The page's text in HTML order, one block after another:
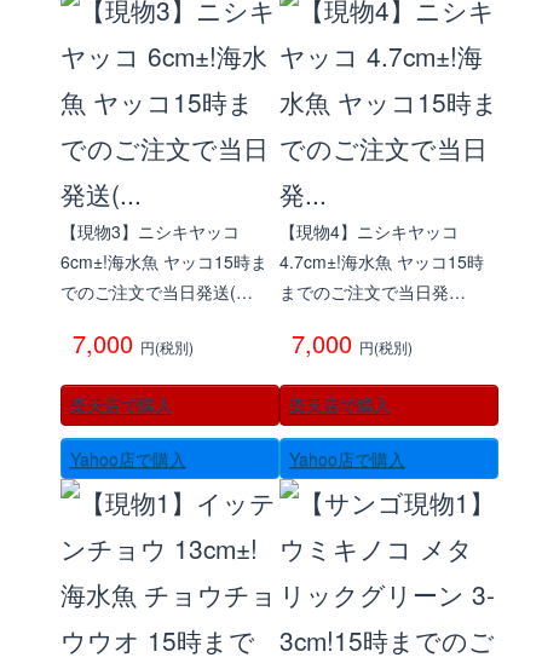
【現物3】ニシキヤッコ
6cm±!海水魚 ヤッコ15時ま
でのご注文で当日発送(…
7,000 円(税別)
楽天店で購入
Yahoo店で購入
【現物4】ニシキヤッコ
4.7cm±!海水魚 ヤッコ15時
までのご注文で当日発…
7,000 円(税別)
楽天店で購入
Yahoo店で購入